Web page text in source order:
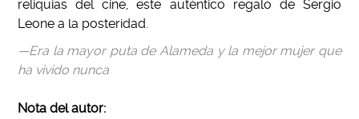
reliquias del cine, este auténtico regalo de Sergio
Leone a la posteridad.
—Era la mayor puta de Alameda y la mejor mujer que
ha vivido nunca
Nota del autor: